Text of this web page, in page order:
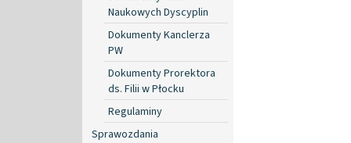
Naukowych Dyscyplin
Dokumenty Kanclerza
PW
Dokumenty Prorektora
ds. Filii w Płocku
Regulaminy
Sprawozdania